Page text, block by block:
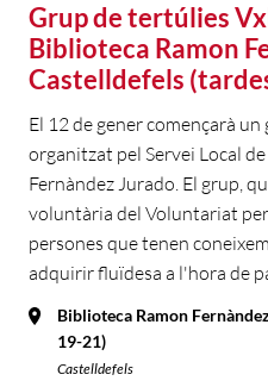
Grup de tertúlies
Biblioteca Ramon
Castelldefels
El 12 de gener començarà
organitzat pel Servei Local
Fernàndez Jurado. El grup,
voluntària del Voluntariat
persones que tenen
adquirir fluïdesa a l'hora de
Biblioteca Ramon
19-21)
Castelldefels